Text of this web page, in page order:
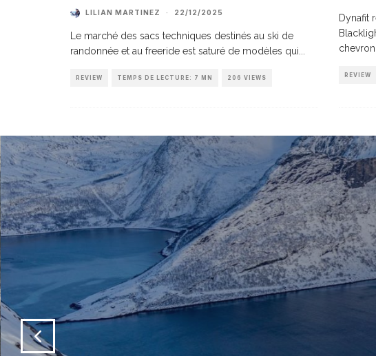
LILIAN MARTINEZ · 22/12/2025
Le marché des sacs techniques destinés au ski de
randonnée et au freeride est saturé de modèles qui
REVIEW TEMPS DE LECTURE: 7 MN 206 VIEWS
Dynafit
REVIEW